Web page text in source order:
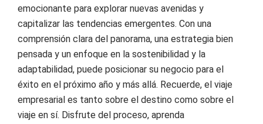
emocionante para explorar nuevas avenidas y
capitalizar las tendencias emergentes. Con una
comprensión clara del panorama, una estrategia bien
pensada y un enfoque en la sostenibilidad y la
adaptabilidad, puede posicionar su negocio para el
éxito en el próximo año y más allá. Recuerde, el viaje
empresarial es tanto sobre el destino como sobre el
viaje en sí. Disfrute del proceso, aprenda